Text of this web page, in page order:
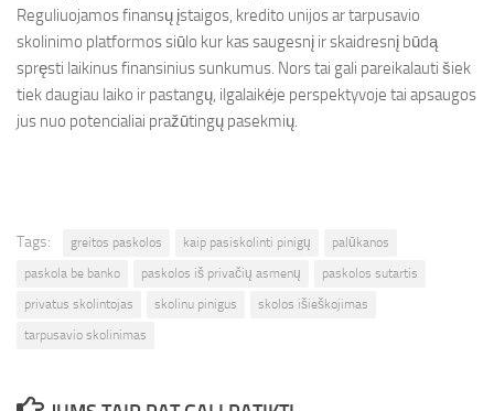
Reguliuojamos finansų įstaigos, kredito unijos ar tarpusavio
skolinimo platformos siūlo kur kas saugesnį ir skaidresnį būdą
spręsti laikinus finansinius sunkumus. Nors tai gali pareikalauti šiek
tiek daugiau laiko ir pastangų, ilgalaikėje perspektyvoje tai apsaugos
jus nuo potencialiai pražūtingų pasekmių.
Tags: greitos paskolos kaip pasiskolinti pinigų
palūkanos
paskola be banko
paskolos iš privačių asmenų
paskolos sutartis
privatus skolintojas
skolinu pinigus
skolos išieškojimas
tarpusavio skolinimas